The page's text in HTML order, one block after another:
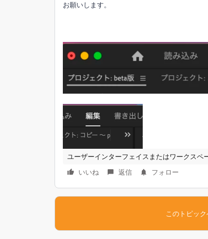
お願いします。
ユーザーインターフェイスまたはワークスペ
いいね
返信 フォロー
このトピッ